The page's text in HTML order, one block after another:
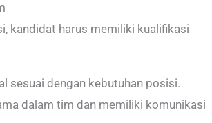
kandidat harus memiliki kualifikasi
sesuai dengan kebutuhan posisi.
dalam tim dan memiliki komunikasi